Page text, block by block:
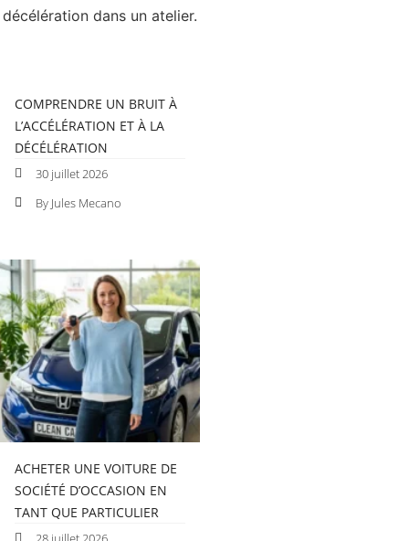
COMPRENDRE UN BRUIT À
L’ACCÉLÉRATION ET À LA
DÉCÉLÉRATION
30 juillet 2026
By Jules Mecano
ACHETER UNE VOITURE DE
SOCIÉTÉ D’OCCASION EN
TANT QUE PARTICULIER